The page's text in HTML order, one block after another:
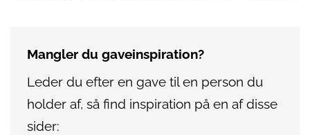
Mangler du gaveinspiration?
Leder du efter en gave til en person du
holder af, så find inspiration på en af disse
sider: